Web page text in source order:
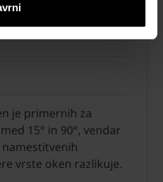
vaše
je primernih za
15° in 90°, vendar
vrste oken razlikuje.